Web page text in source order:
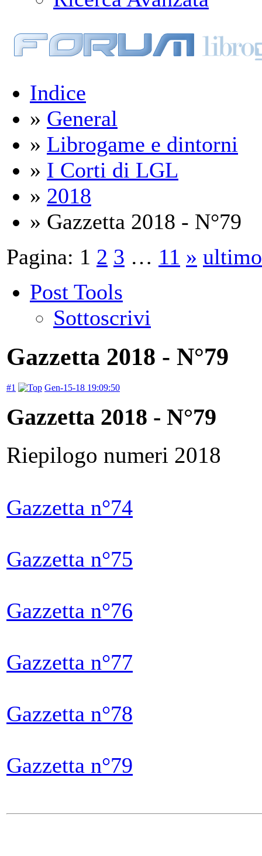
Indice
» General
» Librogame e dintorni
» I Corti di LGL
» 2018
» Gazzetta 2018 - N°79
Pagina: 1 2 3 … 11 » ultimo
Post Tools
Sottoscrivi
Gazzetta 2018 - N°79
#1 Gen-15-18 19:09:50
Gazzetta 2018 - N°79
Riepilogo numeri 2018
Gazzetta n°74
Gazzetta n°75
Gazzetta n°76
Gazzetta n°77
Gazzetta n°78
Gazzetta n°79